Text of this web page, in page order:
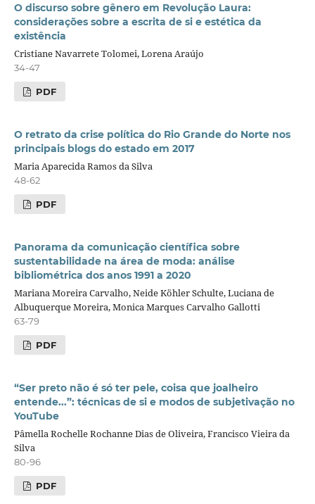
O discurso sobre gênero em Revolução Laura:
considerações sobre a escrita de si e estética da
existência
Cristiane Navarrete Tolomei, Lorena Araújo
34-47
PDF
O retrato da crise política do Rio Grande do Norte nos
principais blogs do estado em 2017
Maria Aparecida Ramos da Silva
48-62
PDF
Panorama da comunicação científica sobre
sustentabilidade na área de moda: análise
bibliométrica dos anos 1991 a 2020
Mariana Moreira Carvalho, Neide Köhler Schulte, Luciana de
Albuquerque Moreira, Monica Marques Carvalho Gallotti
63-79
PDF
“Ser preto não é só ter pele, coisa que joalheiro
entende...”: técnicas de si e modos de subjetivação no
YouTube
Pâmella Rochelle Rochanne Dias de Oliveira, Francisco Vieira da
Silva
80-96
PDF